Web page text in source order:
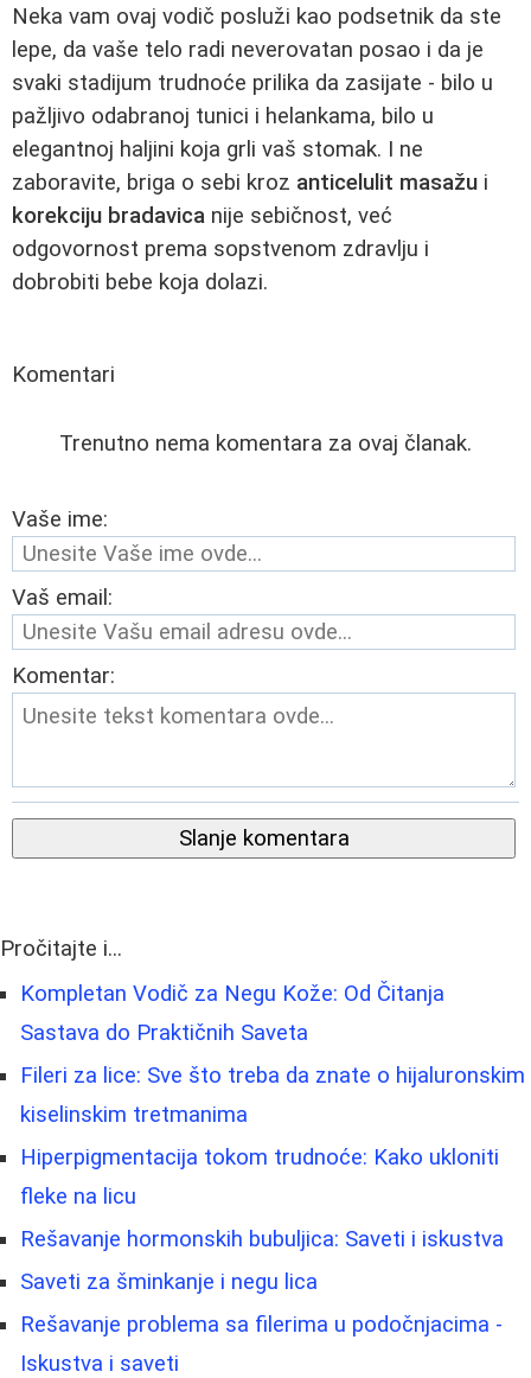
Neka vam ovaj vodič posluži kao podsetnik da ste
lepe, da vaše telo radi neverovatan posao i da je
svaki stadijum trudnoće prilika da zasijate - bilo u
pažljivo odabranoj tunici i helankama, bilo u
elegantnoj haljini koja grli vaš stomak. I ne
zaboravite, briga o sebi kroz anticelulit masažu i
korekciju bradavica nije sebičnost, već
odgovornost prema sopstvenom zdravlju i
dobrobiti bebe koja dolazi.
Komentari
Trenutno nema komentara za ovaj članak.
Vaše ime:
Vaš email:
Komentar:
Slanje komentara
Pročitajte i...
Kompletan Vodič za Negu Kože: Od Čitanja
Sastava do Praktičnih Saveta
Fileri za lice: Sve što treba da znate o hijaluronskim
kiselinskim tretmanima
Hiperpigmentacija tokom trudnoće: Kako ukloniti
fleke na licu
Rešavanje hormonskih bubuljica: Saveti i iskustva
Saveti za šminkanje i negu lica
Rešavanje problema sa filerima u podočnjacima -
Iskustva i saveti